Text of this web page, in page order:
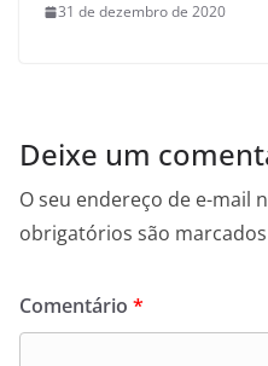
31 de dezembro de 2020
Deixe um
O seu endereço de e-mail
obrigatórios são
Comentário *